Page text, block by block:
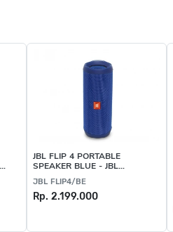
JBL FLIP 4 PORTABLE
SPEAKER BLUE - JBL
JBL FLIP4/BE
Rp. 2.199.000